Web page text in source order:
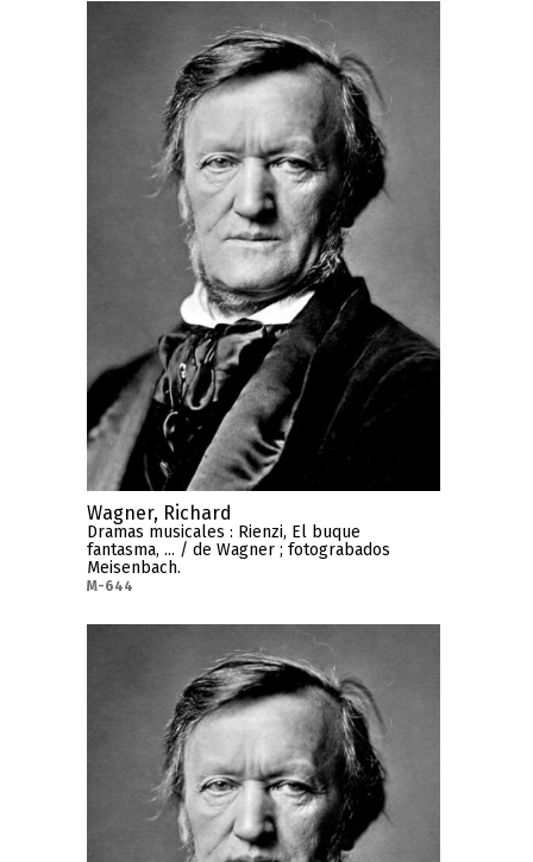
Wagner, Richard
Dramas musicales : Rienzi, El buque
fantasma, ... / de Wagner ; fotograbados
Meisenbach.
M-644